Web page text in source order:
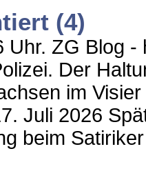
(4)
Uhr. ZG Blog
Der
im
Juli 2026
beim